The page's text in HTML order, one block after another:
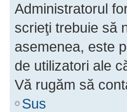
Administratorul
scrieţi trebuie să
asemenea, este
de utilizatori ale
Vă rugăm să
Sus